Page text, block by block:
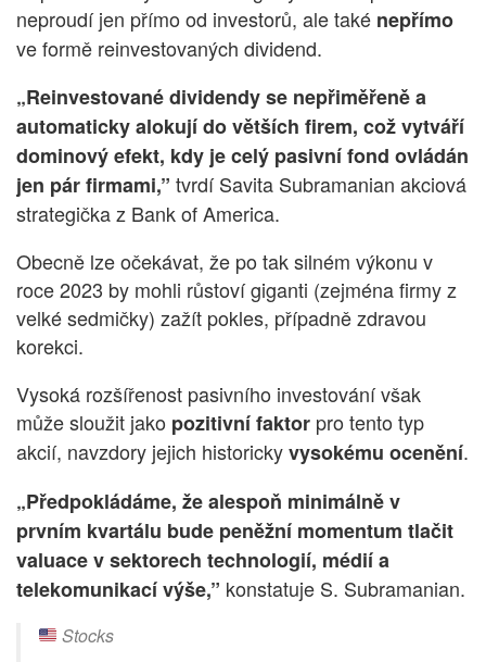
neproudí jen přímo od investorů, ale také nepřímo
ve formě reinvestovaných dividend.
„Reinvestované dividendy se nepřiměřeně a
automaticky alokují do větších firem, což vytváří
dominový efekt, kdy je celý pasivní fond ovládán
jen pár firmami,” tvrdí Savita Subramanian akciová
strategička z Bank of America.
Obecně lze očekávat, že po tak silném výkonu v
roce 2023 by mohli růstoví giganti (zejména firmy z
velké sedmičky) zažít pokles, případně zdravou
korekci.
Vysoká rozšířenost pasivního investování však
může sloužit jako pozitivní faktor pro tento typ
akcií, navzdory jejich historickyvysokému ocenění.
„Předpokládáme, že alespoň minimálně v
prvním kvartálu bude peněžní momentum tlačit
valuace v sektorech technologií, médií a
telekomunikací výše,” konstatuje S. Subramanian.
Stocks